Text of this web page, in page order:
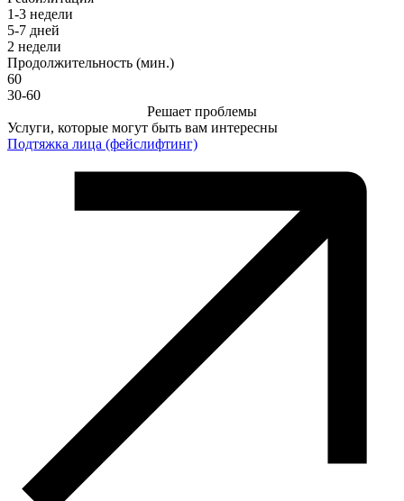
1-3 недели
5-7 дней
2 недели
Продолжительность (мин.)
60
30-60
Решает проблемы
Услуги, которые могут быть вам интересны
Подтяжка лица (фейслифтинг)